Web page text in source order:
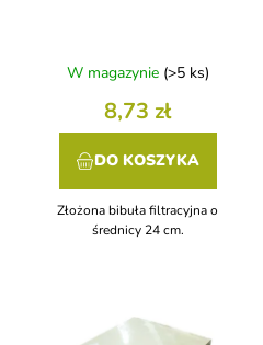
W magazynie (>5 ks)
8,73 zł
DO KOSZYKA
Złożona bibuła filtracyjna o
średnicy 24 cm.